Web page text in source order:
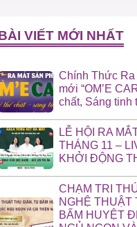
VIẾT MỚI NHẤT
Chính Thức Ra
mới “OM’E
chất, Sáng tinh
LỄ HỘI RA
THÁNG 11 –
KHỞI ĐỘNG
CHẠM TRI
NGHỆ THUẬT
BẤM HUYỆT